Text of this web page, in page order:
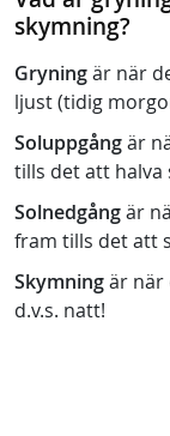
skymning?
Gryningär när
ljust (tidig
Soluppgångär
tills det att halva
Solnedgångär
fram tills det att
Skymningär när
d.v.s. natt!